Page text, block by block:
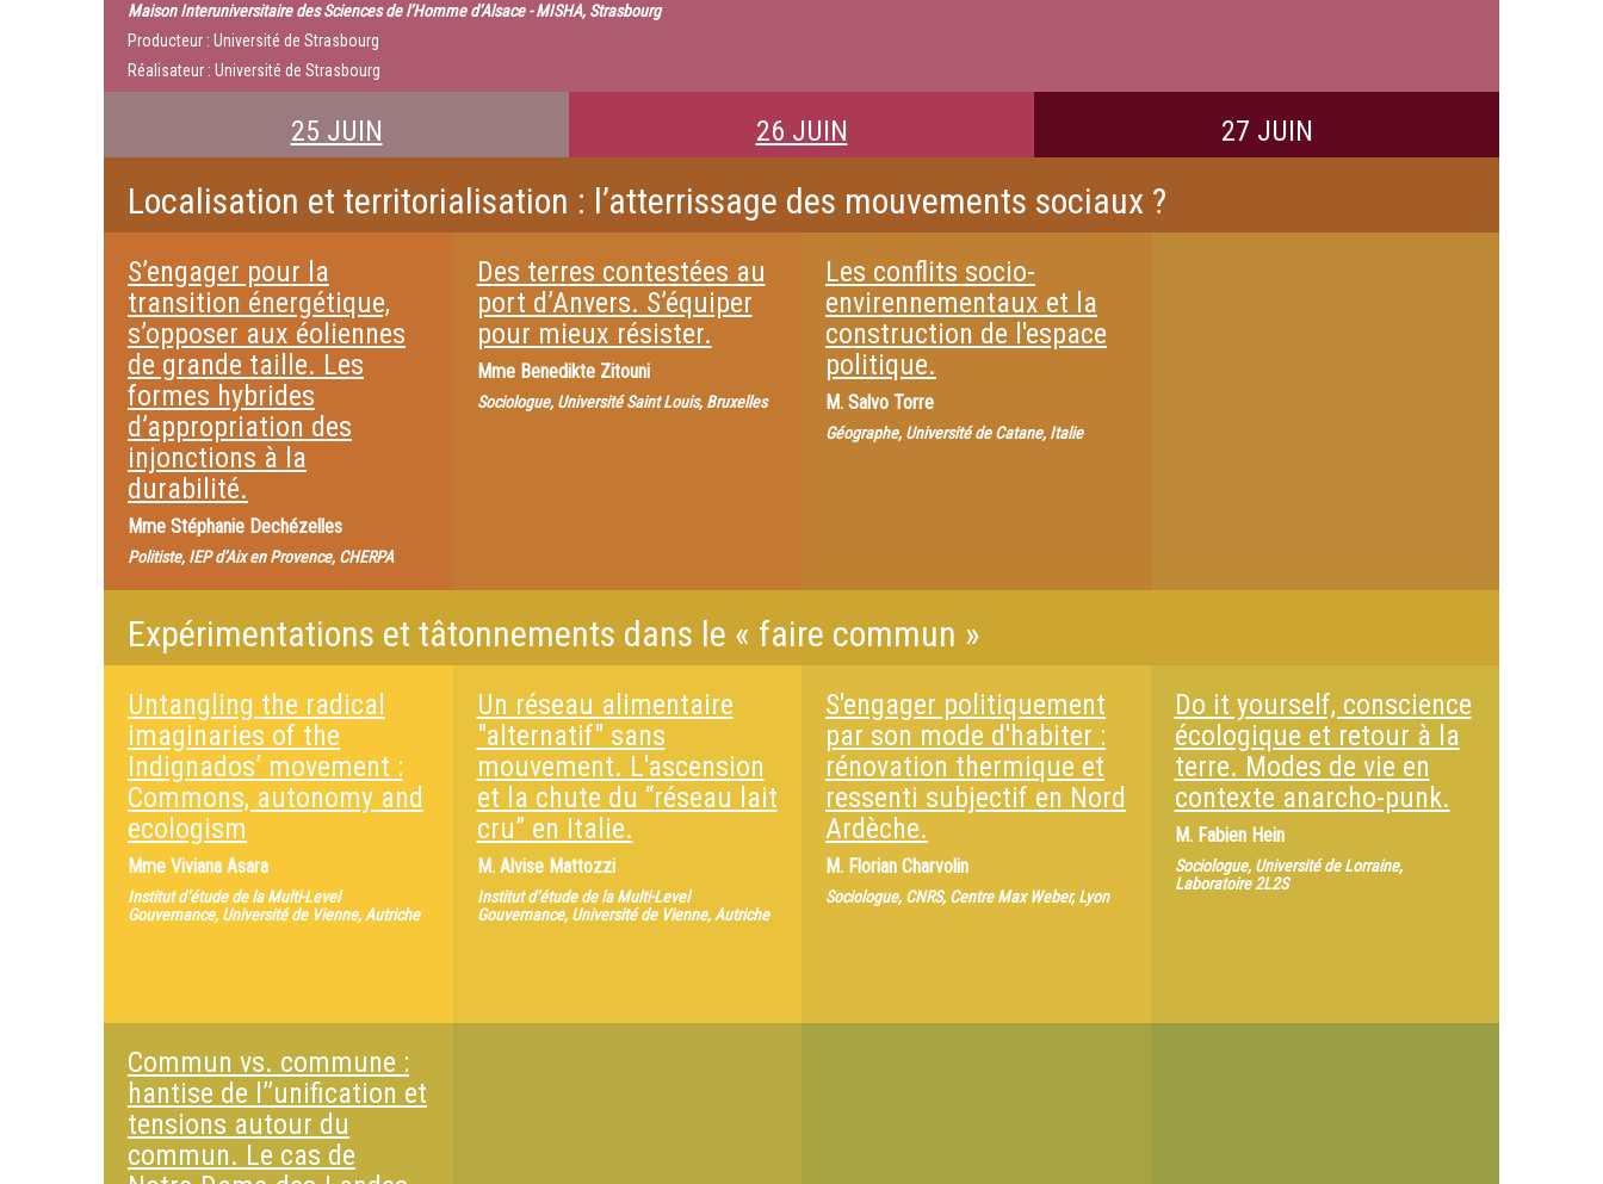
Maison Interuniversitaire des Sciences de l’Homme d’Alsace - MISHA, Strasbourg
Producteur : Université de Strasbourg
Réalisateur : Université de Strasbourg
25 JUIN 26 JUIN 27 JUIN
Localisation et territorialisation : l’atterrissage des mouvements sociaux ?
S’engager pour la
transition énergétique,
s’opposer aux éoliennes
de grande taille. Les
formes hybrides
d’appropriation des
injonctions à la
durabilité.
Mme Stéphanie Dechézelles
Politiste, IEP d’Aix en Provence, CHERPA
Des terres contestées au
port d’Anvers. S’équiper
pour mieux résister.
Mme Benedikte Zitouni
Sociologue, Université Saint Louis, Bruxelles
Les conflits socio-
envirennementaux et la
construction de l'espace
politique.
M. Salvo Torre
Géographe, Université de Catane, Italie
Expérimentations et tâtonnements dans le « faire commun »
Untangling the radical
imaginaries of the
Indignados’ movement :
Commons, autonomy and
ecologism
Mme Viviana Asara
Institut d’étude de la Multi-Level
Gouvernance, Université de Vienne, Autriche
Un réseau alimentaire
"alternatif" sans
mouvement. L'ascension
et la chute du “réseau lait
cru” en Italie.
M. Alvise Mattozzi
Institut d’étude de la Multi-Level
Gouvernance, Université de Vienne, Autriche
S'engager politiquement
par son mode d'habiter :
rénovation thermique et
ressenti subjectif en Nord
Ardèche.
M. Florian Charvolin
Sociologue, CNRS, Centre Max Weber, Lyon
Do it yourself, conscience
écologique et retour à la
terre. Modes de vie en
contexte anarcho-punk.
M. Fabien Hein
Sociologue, Université de Lorraine,
Laboratoire 2L2S
Commun vs. commune :
hantise de l’’unification et
tensions autour du
commun. Le cas de